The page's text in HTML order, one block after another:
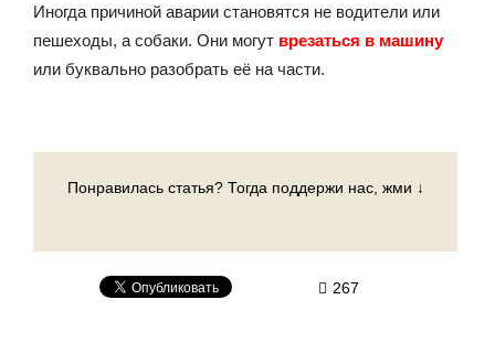
Иногда причиной аварии становятся не водители или
пешеходы, а собаки. Они могут врезаться в машину
или буквально разобрать её на части.
Понравилась статья? Тогда поддержи нас, жми ↓
267